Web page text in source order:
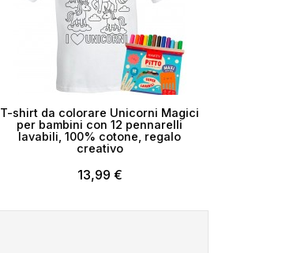
T-shirt da colorare Unicorni Magici
per bambini con 12 pennarelli
lavabili, 100% cotone, regalo
creativo
13,99 €